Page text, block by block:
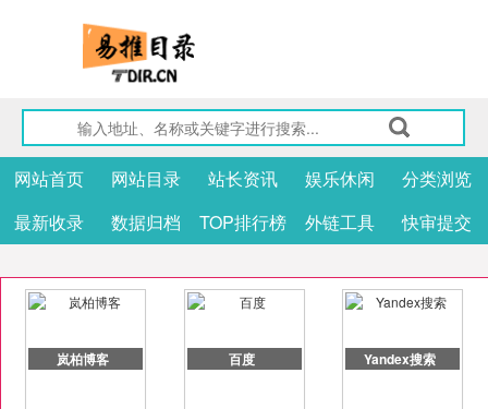
网站首页 网站目录 站长资讯 娱乐休闲
分类浏览
最新收录
数据归档 TOP排行榜 外链工具 快审提交
岚柏博客 百度 Yandex搜索